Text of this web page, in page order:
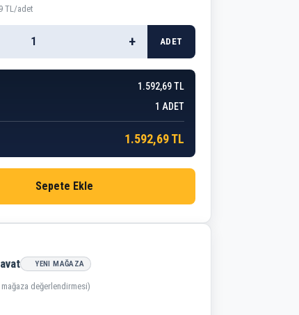
TL/adet
+ ADET
1.592,69 TL
1 ADET
1.592,69 TL
Sepete Ekle
YENI MAĞAZA
değerlendirmesi)